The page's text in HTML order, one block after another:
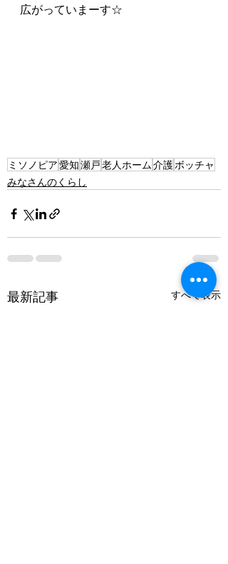
広がっていまーす☆
ミソノピア愛知瀬戸老人ホーム介護ボッチャ
みなさんのくらし
最新記事 すべて表示